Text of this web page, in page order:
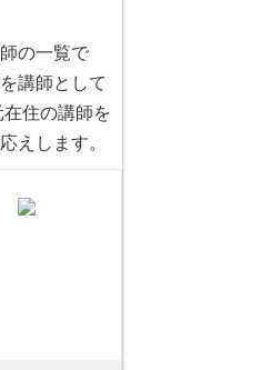
の一覧で
講師として
住の講師を
えします。